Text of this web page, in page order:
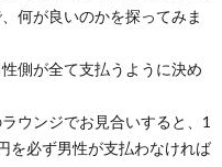
何が良いのかを探ってみま
側が全て支払うように決め
ウンジでお見合いすると、1
を必ず男性が支払わなければ